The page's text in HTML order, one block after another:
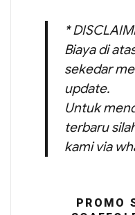
*
Biaya di
sekedar
update.
Untuk
terbaru
kami via
PROMO